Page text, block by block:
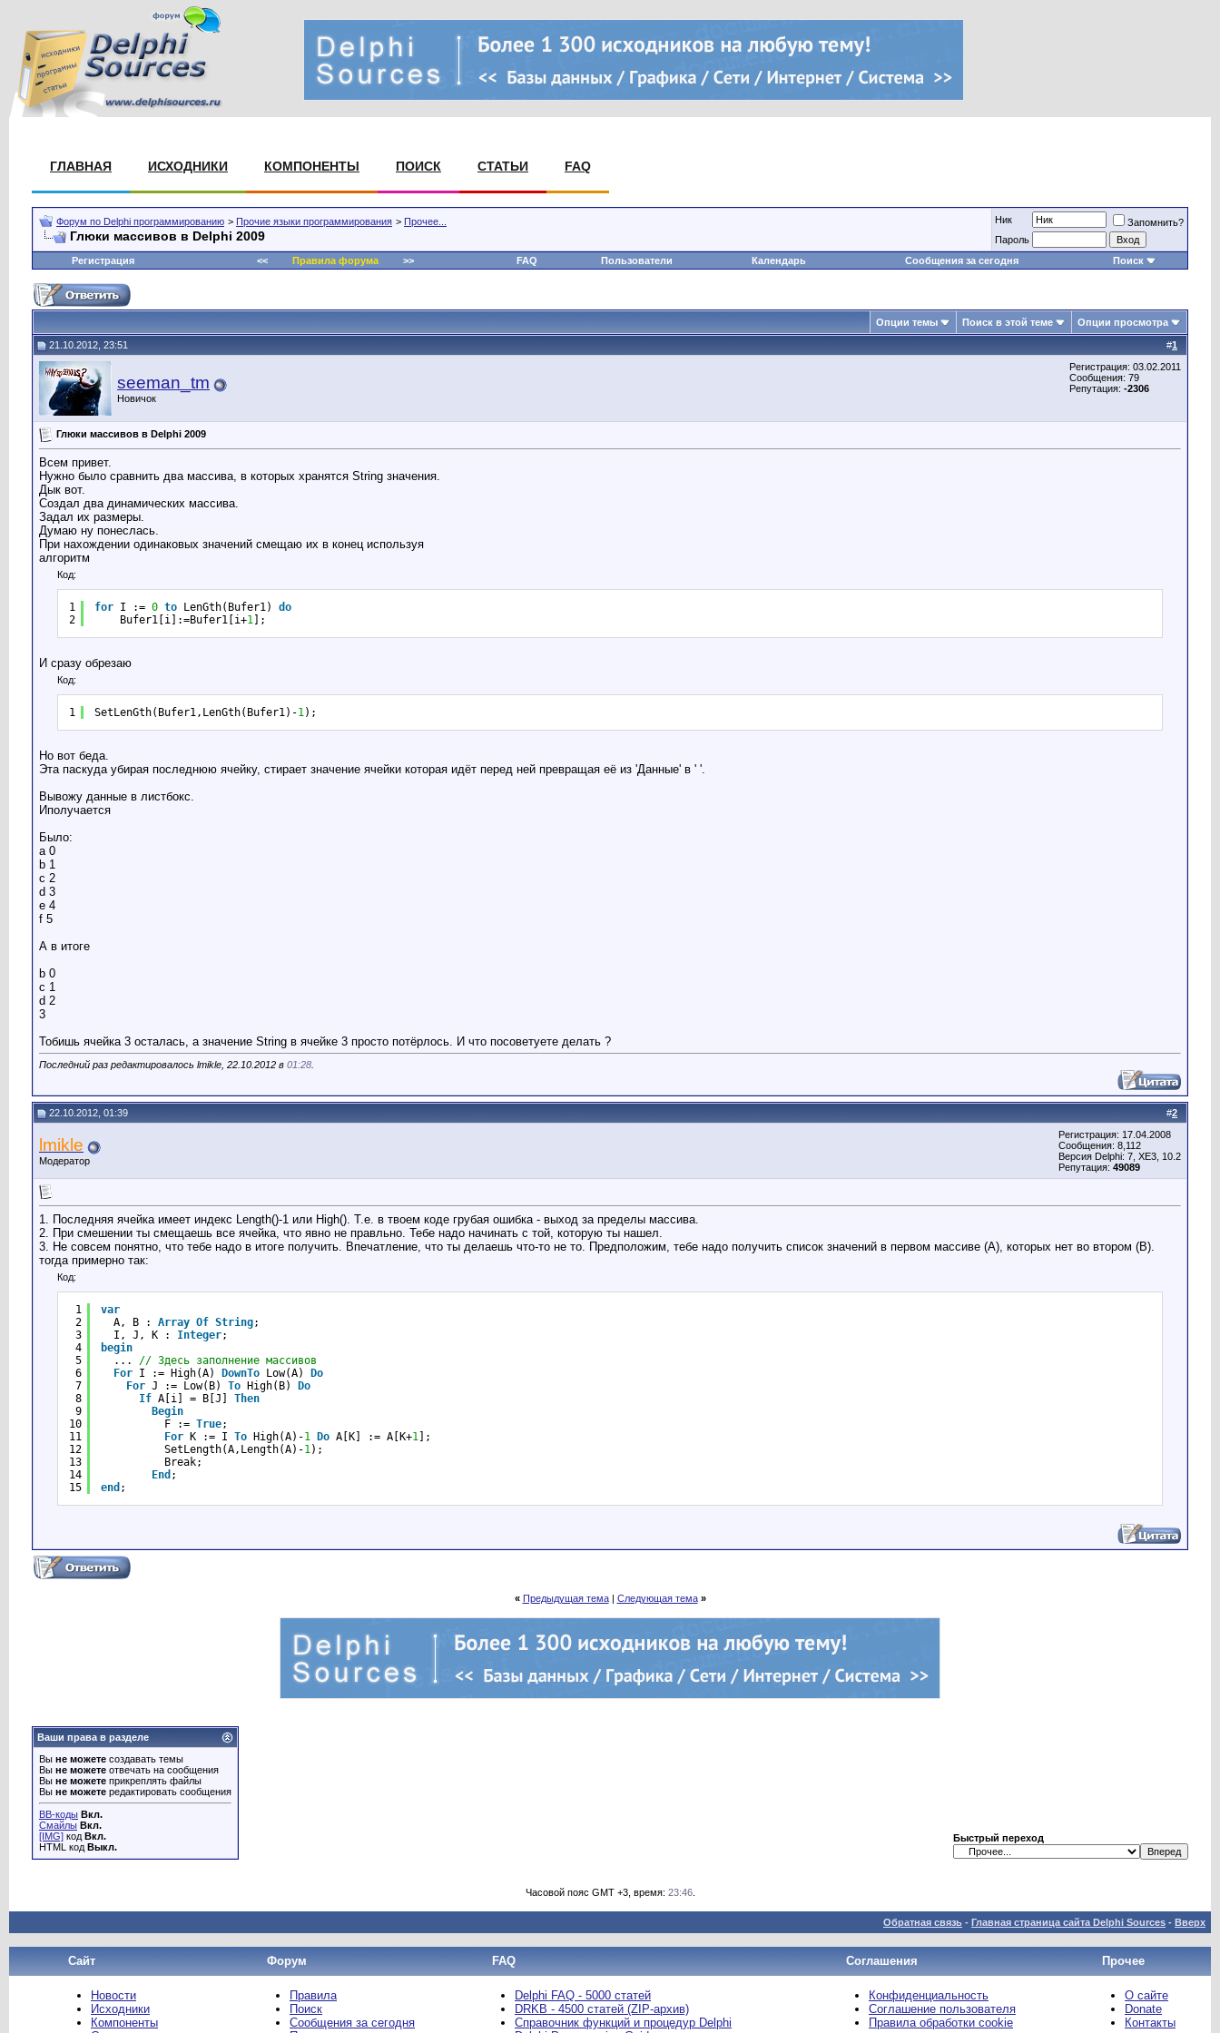
ГЛАВНАЯ ИСХОДНИКИ КОМПОНЕНТЫ ПОИСК СТАТЬИ FAQ
Форум по Delphi программированию > Прочие языки программирования > Прочее...
Глюки массивов в Delphi 2009
Ник
Запомнить?
Пароль
Регистрация
<< Правила форума>> FAQ Пользователи Календарь Сообщения за сегодня Поиск
Опции темы Поиск в этой теме Опции просмотра
#1
21.10.2012, 23:51
seeman_tm
Новичок
Регистрация: 03.02.2011
Сообщения: 79
Репутация: -2306
Глюки массивов в Delphi 2009
Всем привет.
Нужно было сравнить два массива, в которых хранятся String значения.
Дык вот.
Создал два динамических массива.
Задал их размеры.
Думаю ну понеслась.
При нахождении одинаковых значений смещаю их в конец используя
алгоритм
Код:
1
2
for I := 0 to LenGth(Bufer1) do
Bufer1[i]:=Bufer1[i+1 ];
И сразу обрезаю
Код:
1 SetLenGth(Bufer1,LenGth(Bufer1)-1 );
Но вот беда.
Эта паскуда убирая последнюю ячейку, стирает значение ячейки которая идёт перед ней превращая её из 'Данные' в ' '.
Вывожу данные в листбокс.
Иполучается
Было:
a 0
b 1
c 2
d 3
e 4
f 5
А в итоге
b 0
c 1
d 2
3
Тобишь ячейка 3 осталась, а значение String в ячейке 3 просто потёрлось. И что посоветуете делать ?
Последний раз редактировалось lmikle, 22.10.2012 в 01:28
#2
22.10.2012, 01:39
lmikle
Модератор
Регистрация: 17.04.2008
Сообщения: 8,112
Версия Delphi: 7, XE3, 10.2
Репутация: 49089
1. Последняя ячейка имеет индекс Length()-1 или High(). Т.е. в твоем коде грубая ошибка - выход за пределы массива.
2. При смешении ты смещаешь все ячейка, что явно не правльно. Тебе надо начинать с той, которую ты нашел.
3. Не совсем понятно, что тебе надо в итоге получить. Впечатление, что ты делаешь что-то не то. Предположим, тебе надо получить список значений в первом массиве (A), которых нет во втором (B).
тогда примерно так:
Код:
1
2
3
4
5
6
7
8
9
10
11
12
13
14
15
var
A, B : Array Of String;
I, J, K : Integer;
begin
... // Здесь заполнение массивов
For I := High(A) DownTo Low(A) Do
For J := Low(B) To High(B) Do
If A[i] = B[J] Then
Begin
F := True;
For K := I To High(A)-1 Do A[K] := A[K+1 ];
SetLength(A,Length(A)-1 );
Break;
End ;
end ;
« Предыдущая тема| Следующая тема »
Ваши права в разделе
Вы не можете создавать темы
Вы не можете отвечать на сообщения
Вы не можете прикреплять файлы
Вы не можете редактировать сообщения
BB-коды Вкл.
Смайлы Вкл.
[IMG] код Вкл.
HTML код Выкл.
Быстрый переход
Часовой пояс GMT +3, время: 23:46.
Обратная связь - Главная страница сайта Delphi Sources - Вверх
Сайт Форум FAQ Соглашения Прочее
Новости
Исходники
Компоненты
Правила
Поиск
Сообщения за сегодня
Delphi FAQ - 5000 статей
DRKB - 4500 статей (ZIP-архив)
Справочник функций и процедур Delphi
Конфиденциальность
Соглашение пользователя
Правила обработки cookie
О сайте
Donate
Контакты